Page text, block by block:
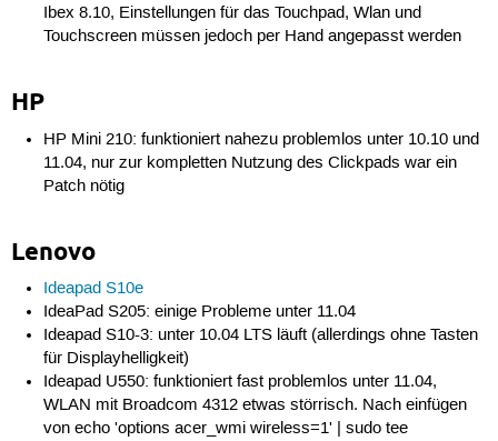
Ibex 8.10, Einstellungen für das Touchpad, Wlan und
Touchscreen müssen jedoch per Hand angepasst werden
HP
HP Mini 210: funktioniert nahezu problemlos unter 10.10 und
11.04, nur zur kompletten Nutzung des Clickpads war ein
Patch nötig
Lenovo
Ideapad S10e
IdeaPad S205: einige Probleme unter 11.04
Ideapad S10-3: unter 10.04 LTS läuft (allerdings ohne Tasten
für Displayhelligkeit)
Ideapad U550: funktioniert fast problemlos unter 11.04,
WLAN mit Broadcom 4312 etwas störrisch. Nach einfügen
von echo 'options acer_wmi wireless=1' | sudo tee